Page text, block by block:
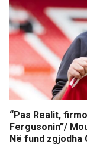
“Pas Realit,
Fergusonin”/
Në fund zgjodha